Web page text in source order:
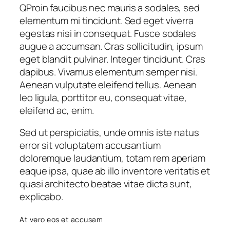
QProin faucibus nec mauris a sodales, sed
elementum mi tincidunt. Sed eget viverra
egestas nisi in consequat. Fusce sodales
augue a accumsan. Cras sollicitudin, ipsum
eget blandit pulvinar. Integer tincidunt. Cras
dapibus. Vivamus elementum semper nisi.
Aenean vulputate eleifend tellus. Aenean
leo ligula, porttitor eu, consequat vitae,
eleifend ac, enim.
Sed ut perspiciatis, unde omnis iste natus
error sit voluptatem accusantium
doloremque laudantium, totam rem aperiam
eaque ipsa, quae ab illo inventore veritatis et
quasi architecto beatae vitae dicta sunt,
explicabo.
At vero eos et accusam